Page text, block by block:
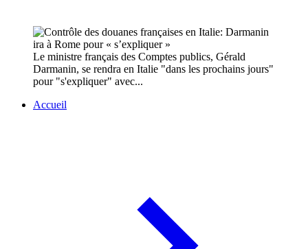
Le ministre français des Comptes publics, Gérald
Darmanin, se rendra en Italie "dans les prochains jours"
pour "s'expliquer" avec...
Accueil